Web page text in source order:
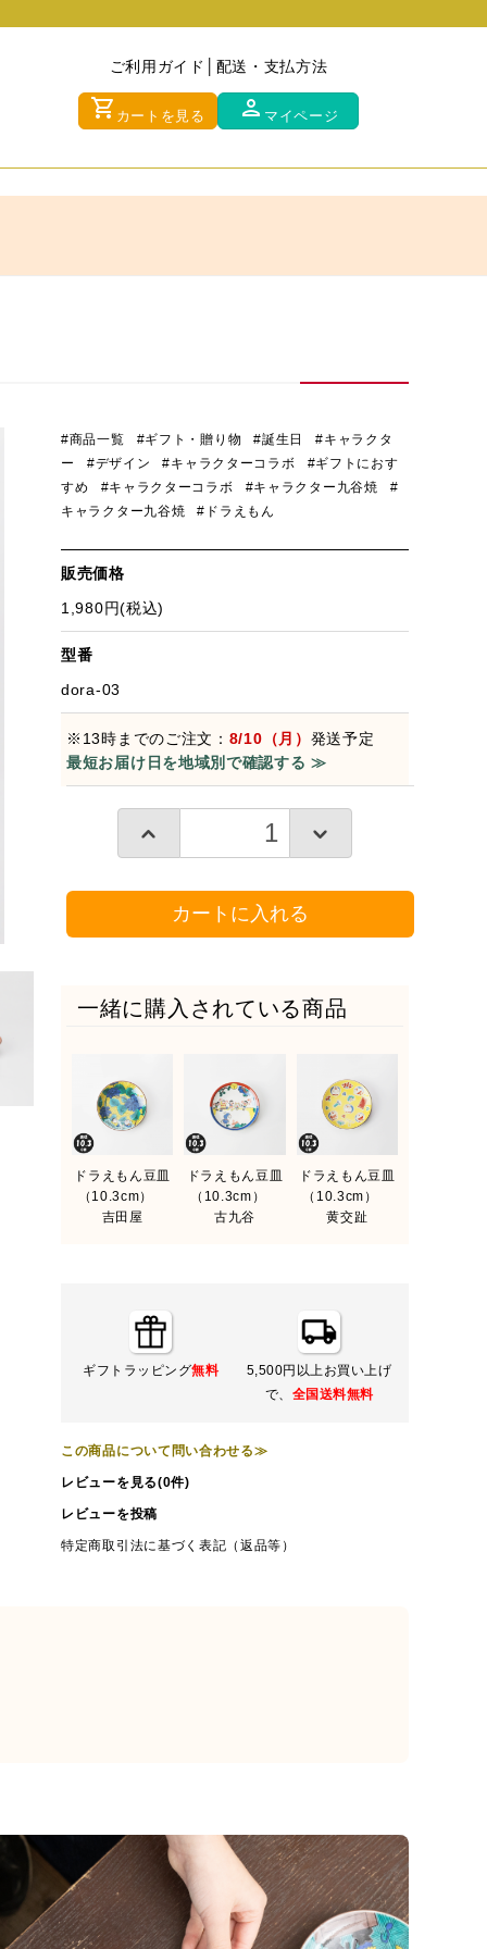
ご利用ガイド 配送・支払方法
shopping_cart カートを見る person マイページ
#商品一覧 #ギフト・贈り物 #誕生日
#キャラクタ
ー
#デザイン #キャラクターコラボ
#ギフトにおす
すめ
#キャラクターコラボ #キャラクター九谷焼
#
キャラクター九谷焼
#ドラえもん
販売価格
1,980円(税込)
型番
dora-03
※13時までのご注文： 8/10（月） 発送予定
最短お届け日を地域別で確認する ≫
カートに入れる
一緒に購入されている商品
ドラえもん豆皿
（10.3cm）
吉田屋
ドラえもん豆皿
（10.3cm）
古九谷
ドラえもん豆皿
（10.3cm）
黄交趾
ギフトラッピング無料
5,500円以上お買い上げ
で、 全国送料無料
この商品について問い合わせる≫
レビューを見る(0件)
レビューを投稿
特定商取引法に基づく表記（返品等）